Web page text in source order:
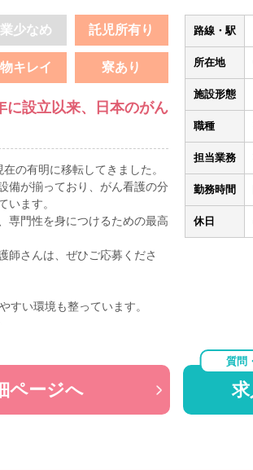
少なめ 託児所有り
キレイ 寮あり
に設立以来、日本のがん
の有明に移転してきました。
備が揃っており、がん看護の分
います。
専門性を身につけるための最高
師さんは、ぜひご応募くださ
すい環境も整っています。
路線・駅
所在地
施設形態
職種
担当業務
勤務時間
休日
ページへ
質問